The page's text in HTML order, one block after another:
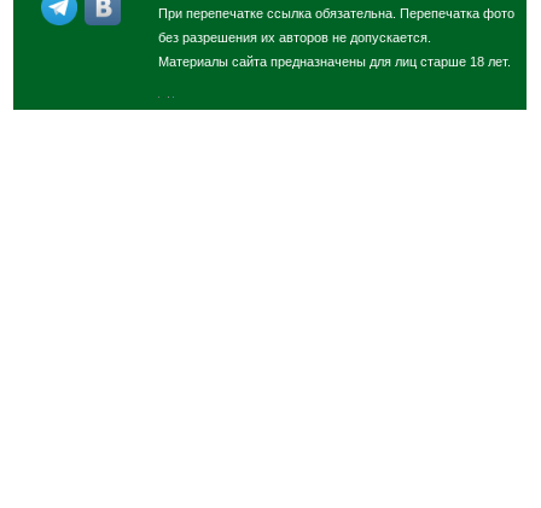
При перепечатке ссылка обязательна. Перепечатка фото
без разрешения их авторов не допускается.
Материалы сайта предназначены для лиц старше 18 лет.